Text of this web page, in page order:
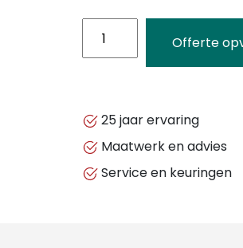
Offerte
25 jaar ervaring
Maatwerk en advies
Service en keuringen